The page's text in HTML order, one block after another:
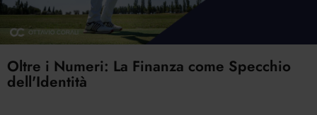
Oltre i Numeri: La Finanza come Specchio
dell'Identità